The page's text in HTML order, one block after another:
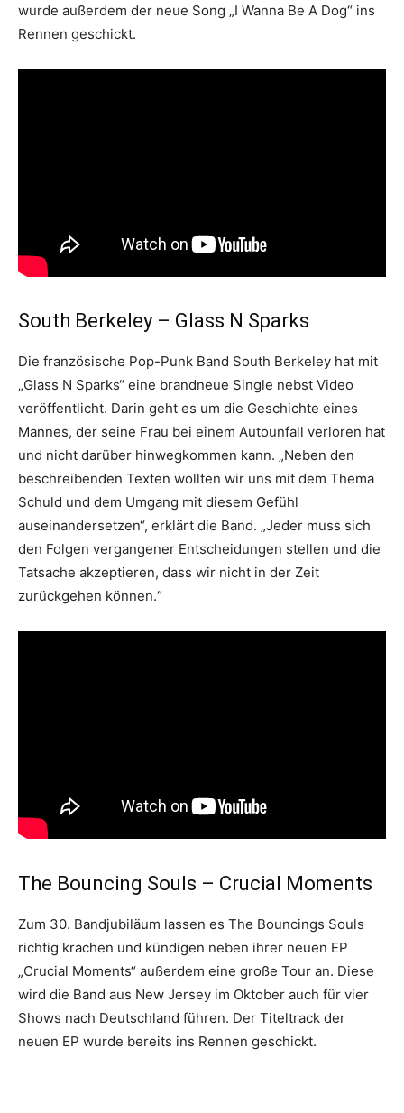
wurde außerdem der neue Song „I Wanna Be A Dog“ ins
Rennen geschickt.
South Berkeley – Glass N Sparks
Die französische Pop-Punk Band South Berkeley hat mit
„Glass N Sparks“ eine brandneue Single nebst Video
veröffentlicht. Darin geht es um die Geschichte eines
Mannes, der seine Frau bei einem Autounfall verloren hat
und nicht darüber hinwegkommen kann. „Neben den
beschreibenden Texten wollten wir uns mit dem Thema
Schuld und dem Umgang mit diesem Gefühl
auseinandersetzen“, erklärt die Band. „Jeder muss sich
den Folgen vergangener Entscheidungen stellen und die
Tatsache akzeptieren, dass wir nicht in der Zeit
zurückgehen können.“
The Bouncing Souls – Crucial Moments
Zum 30. Bandjubiläum lassen es The Bouncings Souls
richtig krachen und kündigen neben ihrer neuen EP
„Crucial Moments“ außerdem eine große Tour an. Diese
wird die Band aus New Jersey im Oktober auch für vier
Shows nach Deutschland führen. Der Titeltrack der
neuen EP wurde bereits ins Rennen geschickt.